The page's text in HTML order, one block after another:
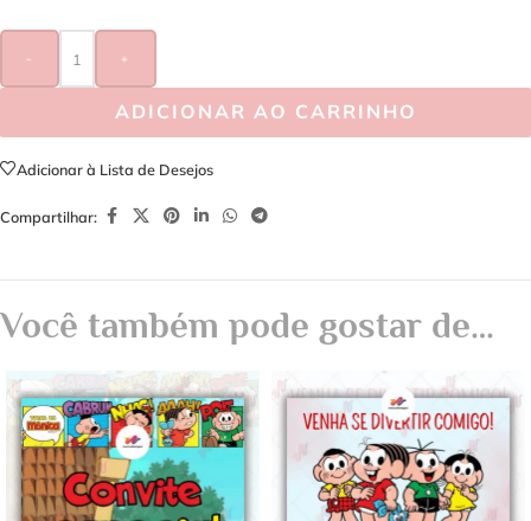
- +
ADICIONAR AO CARRINHO
Adicionar à Lista de Desejos
Compartilhar:
Você também pode gostar de…